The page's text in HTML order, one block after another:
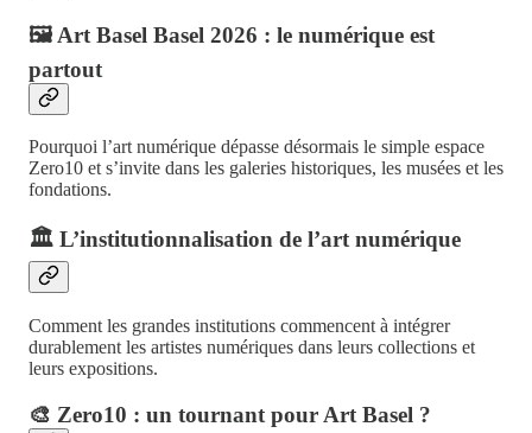
🖼️ Art Basel Basel 2026 : le numérique est
partout
Pourquoi l’art numérique dépasse désormais le simple espace
Zero10 et s’invite dans les galeries historiques, les musées et les
fondations.
🏛️ L’institutionnalisation de l’art numérique
Comment les grandes institutions commencent à intégrer
durablement les artistes numériques dans leurs collections et
leurs expositions.
🎨 Zero10 : un tournant pour Art Basel ?